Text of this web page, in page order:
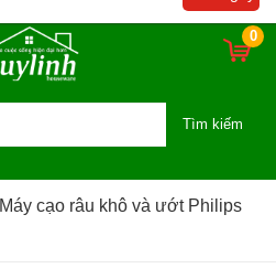
0
Tìm kiếm
Máy cạo râu khô và ướt Philips